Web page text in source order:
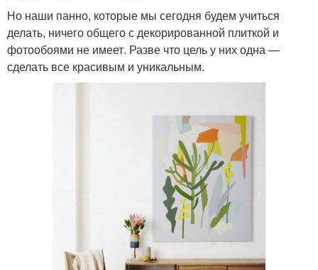
Но наши панно, которые мы сегодня будем учиться
делать, ничего общего с декорированной плиткой и
фотообоями не имеет. Разве что цель у них одна —
сделать все красивым и уникальным.